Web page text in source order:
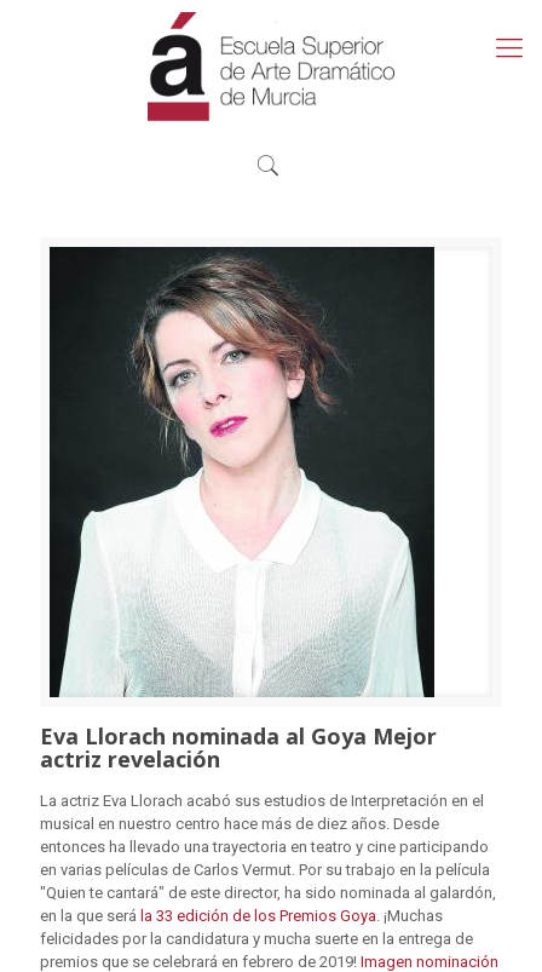
Eva Llorach nominada al Goya Mejor
actriz revelación
La actriz Eva Llorach acabó sus estudios de Interpretación en el
musical en nuestro centro hace más de diez años. Desde
entonces ha llevado una trayectoria en teatro y cine participando
en varias películas de Carlos Vermut. Por su trabajo en la película
"Quien te cantará" de este director, ha sido nominada al galardón,
en la que será la 33 edición de los Premios Goya. ¡Muchas
felicidades por la candidatura y mucha suerte en la entrega de
premios que se celebrará en febrero de 2019! Imagen nominación